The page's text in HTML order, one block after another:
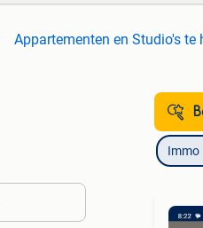
Appartementen en Studio's te
Immo